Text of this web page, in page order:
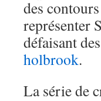
des
représenter
défaisant
holbrook.
La série de